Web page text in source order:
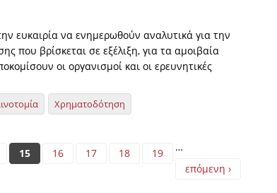
ευκαιρία να ενημερωθούν αναλυτικά για την
που βρίσκεται σε εξέλιξη, για τα αμοιβαία
οι οργανισμοί και οι ερευνητικές
Χρηματοδότηση
15 16 17 18 19
…
επόμενη ›